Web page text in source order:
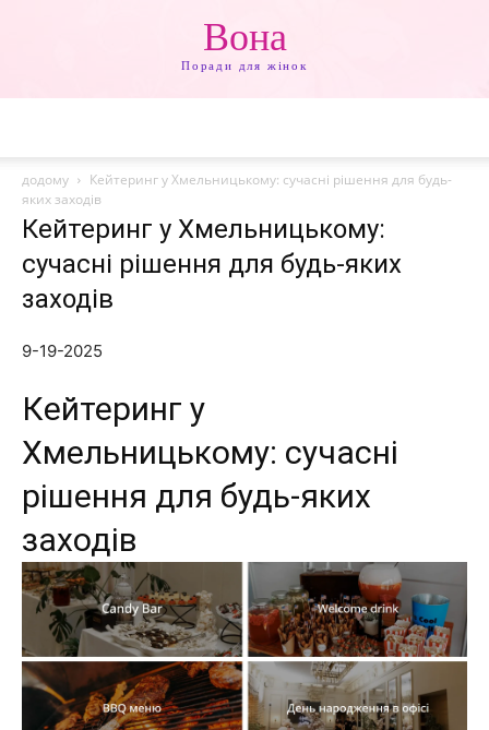
Вона
Поради для жінок
додому
Кейтеринг у Хмельницькому: сучасні рішення для будь-
яких заходів
Кейтеринг у Хмельницькому:
сучасні рішення для будь-яких
заходів
9-19-2025
Кейтеринг у
Хмельницькому: сучасні
рішення для будь-яких
заходів